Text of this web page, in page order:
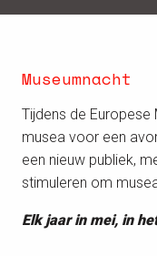
Museumnacht
Tijdens de Europese
musea voor een
een nieuw publiek,
stimuleren om
Elk jaar in mei, in